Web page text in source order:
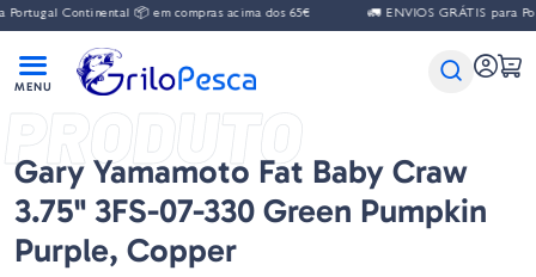
Continental 📦 em compras acima dos 65€ 🚛 ENVIOS GRÁTIS para
PRODUTO
Gary Yamamoto Fat Baby Craw
3.75" 3FS-07-330 Green Pumpkin
Purple, Copper